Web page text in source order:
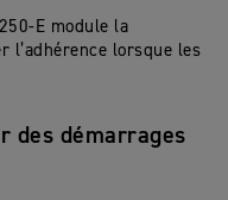
E module la
l’adhérence lorsque les
des démarrages